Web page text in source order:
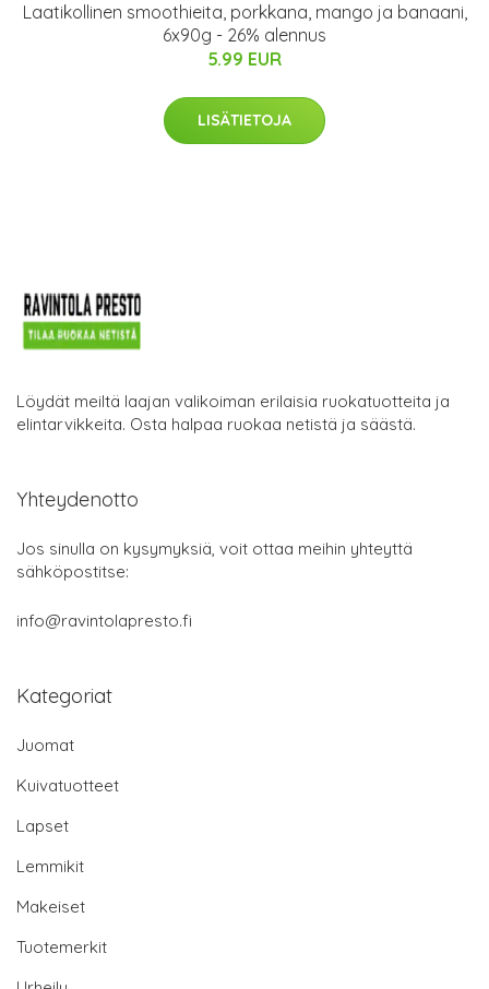
Laatikollinen smoothieita, porkkana, mango ja banaani,
6x90g - 26% alennus
5.99 EUR
LISÄTIETOJA
Löydät meiltä laajan valikoiman erilaisia ruokatuotteita ja
elintarvikkeita. Osta halpaa ruokaa netistä ja säästä.
Yhteydenotto
Jos sinulla on kysymyksiä, voit ottaa meihin yhteyttä
sähköpostitse:
info@ravintolapresto.fi
Kategoriat
Juomat
Kuivatuotteet
Lapset
Lemmikit
Makeiset
Tuotemerkit